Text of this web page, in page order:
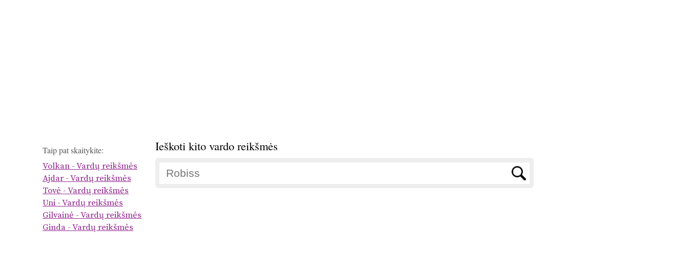
Taip pat skaitykite:
Volkan - Vardų reikšmės
Ajdar - Vardų reikšmės
Tovė - Vardų reikšmės
Uni - Vardų reikšmės
Gilvainė - Vardų reikšmės
Ginda - Vardų reikšmės
Ieškoti kito vardo reikšmės